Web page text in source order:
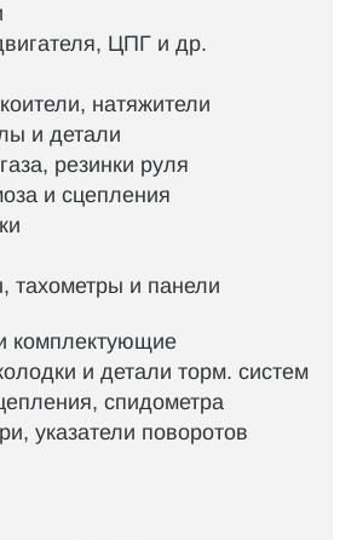
ЦПГ и др.
натяжители
и детали
резинки руля
и сцепления
тахометры и панели
комплектующие
и детали торм. систем
спидометра
указатели поворотов